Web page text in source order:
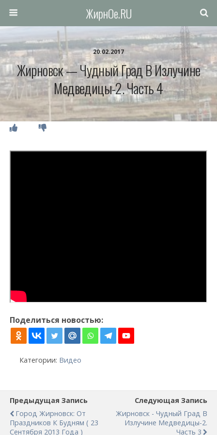
ЖирнОе.RU
20.02.2017
Жирновск — Чудный Град В Излучине
Медведицы-2. Часть 4
Поделиться новостью:
Категории: Видео
Предыдущая Запись
Город Жирновск: От
Праздников К Будням ( 23
Сентября 2013 Года )
Следующая Запись
Жирновск - Чудный Град В
Излучине Медведицы-2.
Часть 3